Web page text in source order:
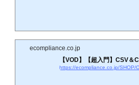
ecompliance.co.jp
【VOD】【超入門】CSV＆
https://ecompliance.co.jp/SHOP/